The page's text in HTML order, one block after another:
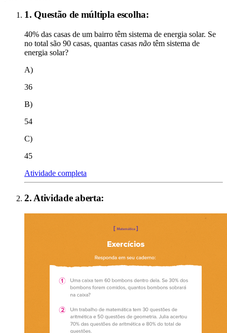
1. Questão de múltipla escolha:
40% das casas de um bairro têm sistema de energia solar. Se
no total são 90 casas, quantas casas não têm sistema de
energia solar?
A)
36
B)
54
C)
45
Atividade completa
2. Atividade aberta: